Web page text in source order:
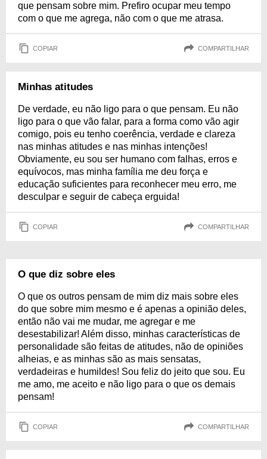
que pensam sobre mim. Prefiro ocupar meu tempo
com o que me agrega, não com o que me atrasa.
COPIAR COMPARTILHAR
Minhas atitudes
De verdade, eu não ligo para o que pensam. Eu não
ligo para o que vão falar, para a forma como vão agir
comigo, pois eu tenho coerência, verdade e clareza
nas minhas atitudes e nas minhas intenções!
Obviamente, eu sou ser humano com falhas, erros e
equívocos, mas minha família me deu força e
educação suficientes para reconhecer meu erro, me
desculpar e seguir de cabeça erguida!
COPIAR COMPARTILHAR
O que diz sobre eles
O que os outros pensam de mim diz mais sobre eles
do que sobre mim mesmo e é apenas a opinião deles,
então não vai me mudar, me agregar e me
desestabilizar! Além disso, minhas características de
personalidade são feitas de atitudes, não de opiniões
alheias, e as minhas são as mais sensatas,
verdadeiras e humildes! Sou feliz do jeito que sou. Eu
me amo, me aceito e não ligo para o que os demais
pensam!
COPIAR COMPARTILHAR